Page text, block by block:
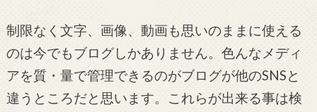
制限なく文字、画像、動画も思いのままに使える
のは今でもブログしかありません。色んなメディ
アを質・量で管理できるのがブログが他のSNSと
違うところだと思います。これらが出来る事は検